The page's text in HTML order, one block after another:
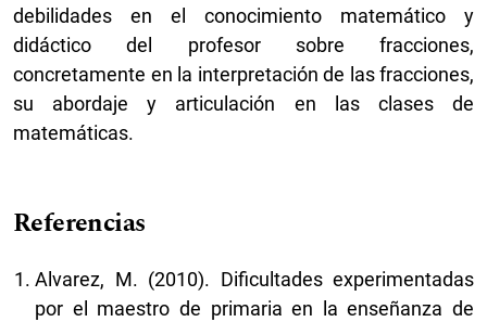
debilidades en el conocimiento matemático y
didáctico del profesor sobre fracciones,
concretamente en la interpretación de las fracciones,
su abordaje y articulación en las clases de
matemáticas.
Referencias
Alvarez, M. (2010). Dificultades experimentadas
por el maestro de primaria en la enseñanza de